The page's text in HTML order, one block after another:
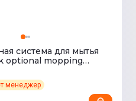
система для мытья
optional mopping
E5/Q7
менеджер